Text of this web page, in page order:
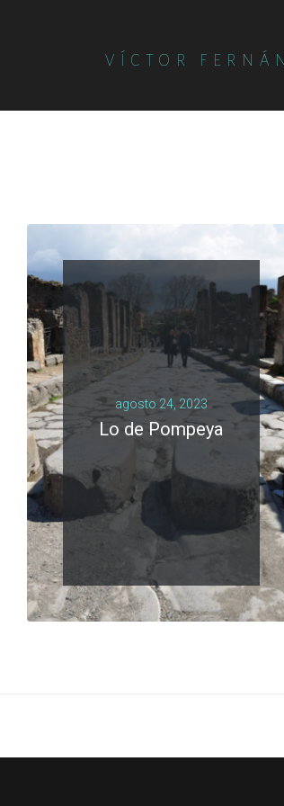
VÍCTOR
agosto 24, 2023
Lo de Pompeya
LEER MÁS
0 comments